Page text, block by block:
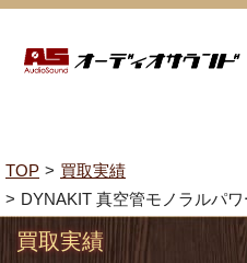
TOP
買取実績
DYNAKIT 真空管モノラルパ
買取実績